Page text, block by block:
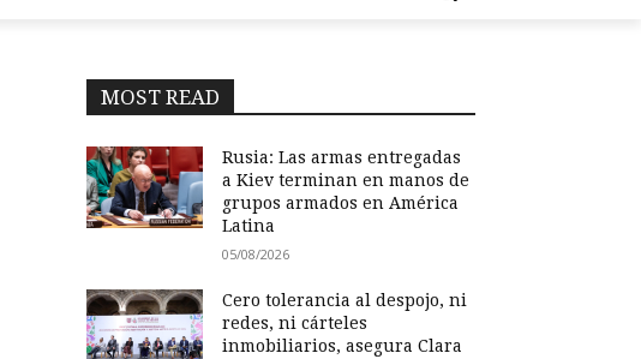
MOST READ
Rusia: Las armas entregadas
a Kiev terminan en manos de
grupos armados en América
Latina
05/08/2026
Cero tolerancia al despojo, ni
redes, ni cárteles
inmobiliarios, asegura Clara